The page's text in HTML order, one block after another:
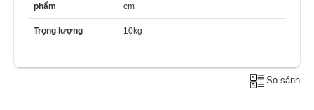
phẩm cm
Trọng lượng 10kg
So sánh